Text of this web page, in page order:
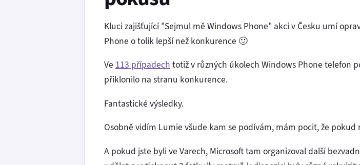
Kluci zajišťující "Sejmul mě Windows Phone" akci v Česku umí
Phone o tolik lepší než konkurence 🙂
Ve 113 případech totiž v různých úkolech Windows Phone telefon
přiklonilo na stranu konkurence.
Fantastické výsledky.
Osobně vidím Lumie všude kam se podívám, mám pocit, že
A pokud jste byli ve Varech, Microsoft tam organizoval další